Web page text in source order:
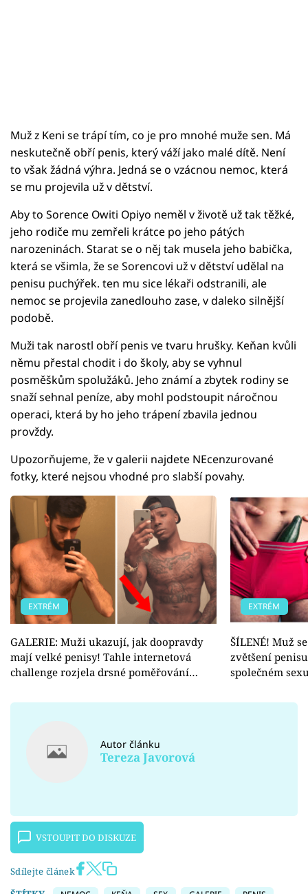
Muž z Keni se trápí tím, co je pro mnohé muže sen. Má
neskutečně obří penis, který váží jako malé dítě. Není
to však žádná výhra. Jedná se o vzácnou nemoc, která
se mu projevila už v dětství.
Aby to Sorence Owiti Opiyo neměl v životě už tak těžké,
jeho rodiče mu zemřeli krátce po jeho pátých
narozeninách. Starat se o něj tak musela jeho babička,
která se všimla, že se Sorencovi už v dětství udělal na
penisu puchýřek. ten mu sice lékaři odstranili, ale
nemoc se projevila zanedlouho zase, v daleko silnější
podobě.
Muži tak narostl obří penis ve tvaru hrušky. Keňan kvůli
němu přestal chodit i do školy, aby se vyhnul
posměškům spolužáků. Jeho známí a zbytek rodiny se
snaží sehnal peníze, aby mohl podstoupit náročnou
operaci, která by ho jeho trápení zbavila jednou
provždy.
Upozorňujeme, že v galerii najdete NEcenzurované
fotky, které nejsou vhodné pro slabší povahy.
EXTRÉM
GALERIE: Muži ukazují, jak doopravdy
mají velké penisy! Tahle internetová
challenge rozjela drsné poměřování…
EXTRÉM
ŠÍLENÉ! Muž
zvětšení
společném
Autor článku
Tereza Javorová
VSTOUPIT DO DISKUZE
Sdílejte článek